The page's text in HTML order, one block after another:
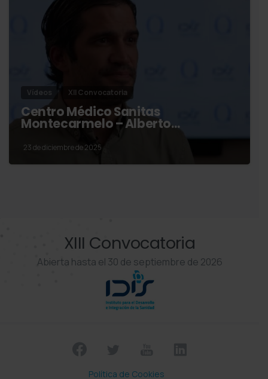
Vídeos XII Convocatoria
Centro Médico Sanitas
Montecarmelo – Alberto…
23 de diciembre de 2025
XIII Convocatoria
Abierta hasta el 30 de septiembre de 2026
Política de Cookies